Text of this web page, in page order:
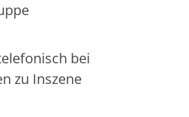
bei
zu Inszene